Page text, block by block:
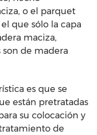
o el parquet
que sólo la capa
maciza,
de madera
es que se
están pretratadas
su colocación y
de